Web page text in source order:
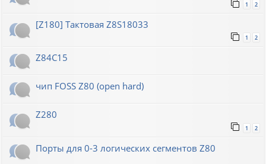
1 2
[Z180] Тактовая Z8S18033
1 2
Z84C15
чип FOSS Z80 (open hard)
Z280
1 2
Порты для 0-3 логических сегментов Z80